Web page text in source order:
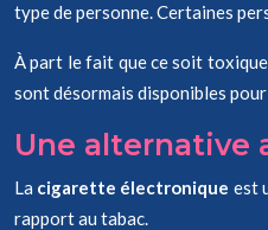
type de personne. Certaines
À part le fait que ce soit
sont désormais disponibles
Une alternative
La cigarette électronique est
rapport au tabac.